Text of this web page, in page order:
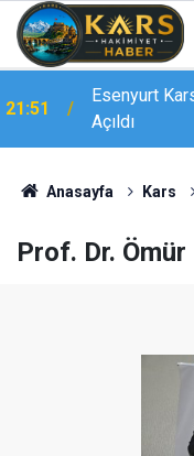
21:19
Bingöl’de
Mahsur
Anasayfa Kars
Prof. Dr.